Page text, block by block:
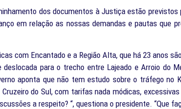
dos documentos à Justiça estão
em relação as nossas demandas e pautas que
com Encantado e a Região Alta, que há 23 anos
para o trecho entre Lajeado e Arroio do
aponta que não tem estudo sobre o tráfego no
do Sul, com tarifas nada módicas,
a respeito? “, questiona o presidente. “Que